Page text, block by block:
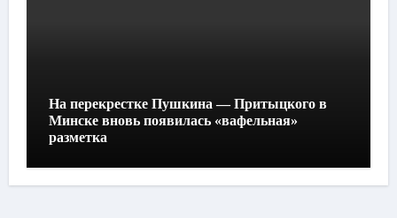
На перекрестке Пушкина — Притыцкого в
Минске вновь появилась «вафельная»
разметка